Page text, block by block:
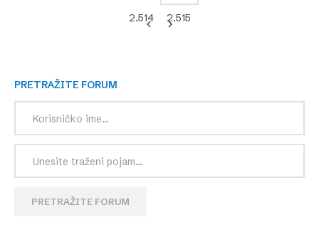
2.514
2.515
PRETRAŽITE FORUM
PRETRAŽITE FORUM